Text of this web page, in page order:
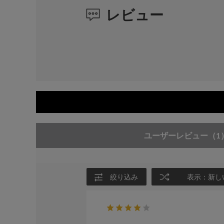
レビュー
ユーザーレビュー （1）
絞り込み 表示：新し